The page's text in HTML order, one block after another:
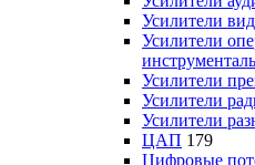
Усилители
Усилители
Усилители
Усилители
Усилители
ЦАП 179
Цифровые